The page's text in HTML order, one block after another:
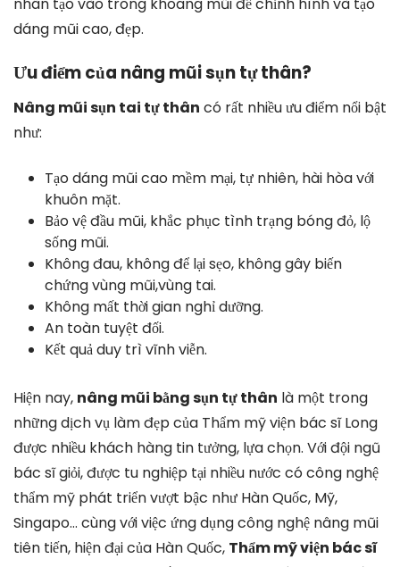
nhân tạo vào trong khoang mũi để chỉnh hình và tạo
dáng mũi cao, đẹp.
Ưu điểm của nâng mũi sụn tự thân?
Nâng mũi sụn tai tự thân có rất nhiều ưu điểm nổi bật
như:
Tạo dáng mũi cao mềm mại, tự nhiên, hài hòa với
khuôn mặt.
Bảo vệ đầu mũi, khắc phục tình trạng bóng đỏ, lộ
sống mũi.
Không đau, không để lại sẹo, không gây biến
chứng vùng mũi,vùng tai.
Không mất thời gian nghỉ dưỡng.
An toàn tuyệt đối.
Kết quả duy trì vĩnh viễn.
Hiện nay, nâng mũi bằng sụn tự thân là một trong
những dịch vụ làm đẹp của Thẩm mỹ viện bác sĩ Long
được nhiều khách hàng tin tưởng, lựa chọn. Với đội ngũ
bác sĩ giỏi, được tu nghiệp tại nhiều nước có công nghệ
thẩm mỹ phát triển vượt bậc như Hàn Quốc, Mỹ,
Singapo… cùng với việc ứng dụng công nghệ nâng mũi
tiên tiến, hiện đại của Hàn Quốc, Thẩm mỹ viện bác sĩ